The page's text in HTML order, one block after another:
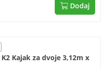
Dodaj
Kajak za dvoje 3,12m x